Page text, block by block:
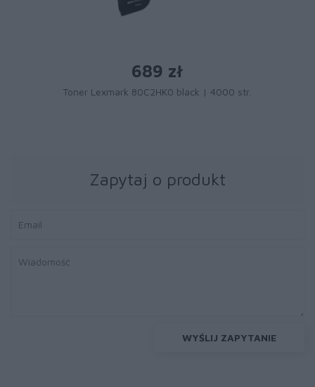
689 zł
Toner Lexmark 80C2HK0 black | 4000 str.
Zapytaj o produkt
WYŚLIJ ZAPYTANIE